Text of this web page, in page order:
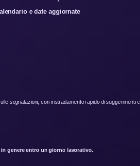
e date aggiornate
segnalazioni, con instradamento rapido di suggerimenti e
genere entro un giorno lavorativo.